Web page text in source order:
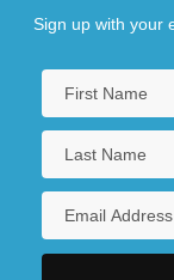
Sign up with your